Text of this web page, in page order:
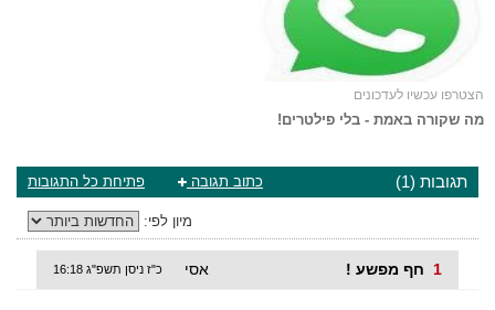
הצטרפו עכשיו לעדכונים
מה שקורה באמת - בלי פילטרים!
תגובות (1) פתיחת כל התגובות כתוב תגובה
מיון לפי:
חף מפשע ! 1 כ"ז ניסן תשפ"ג 16:18 אסי